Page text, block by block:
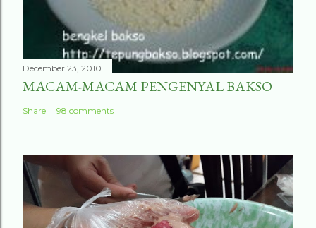
December 23, 2010
MACAM-MACAM PENGENYAL BAKSO
Share 98 comments